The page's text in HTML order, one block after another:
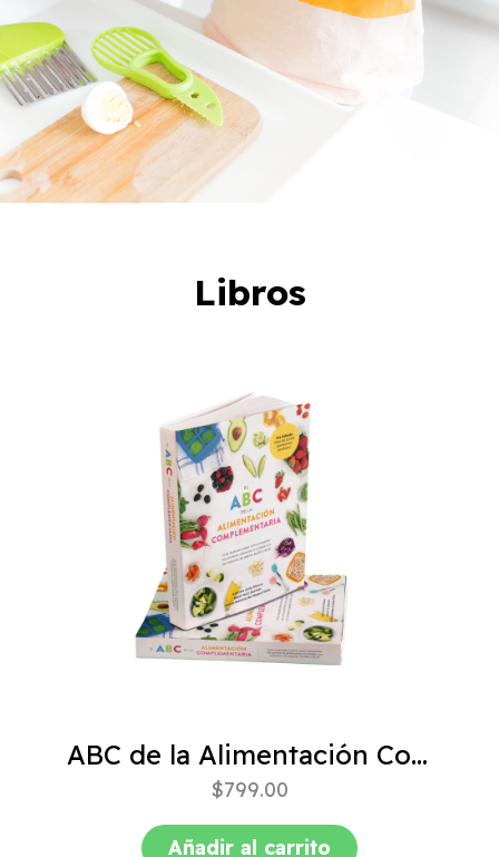
Libros
ABC de la Alimentación Complementaria 4ta edición
$799.00
Añadir al carrito